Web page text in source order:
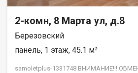
2-комн, 8 Марта ул, д.8
Березовский
панель, 1 этаж, 45.1 м²
samoletplus-1331748 ВНИМАНИЕ!!!